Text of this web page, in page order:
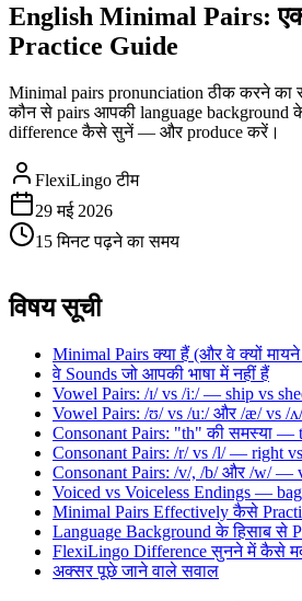
English Minimal Pairs:
Practice Guide
Minimal pairs pronunciation ठीक करने
कौन से pairs आपकी language background
difference कैसे सुनें — और produce करें।
FlexiLingo टीम
29 मई 2026
15 मिनट पढ़ने का समय
विषय सूची
Minimal Pairs क्या हैं (और वे क्यों
वे Sounds जो आपकी भाषा में नहीं हैं
Vowel Pairs: /ɪ/ vs /iː/ — ship vs
Vowel Pairs: /ʊ/ vs /uː/ और /æ/ vs /
Consonant Pairs: "th" की समस्या —
Consonant Pairs: /r/ vs /l/ — right
Consonant Pairs: /v/, /b/ और /w/ —
Voiced vs Voiceless Endings —
Minimal Pairs Effectively कैसे
Language Background के हिसाब से
FlexiLingo Difference सुनने में कैसे
अक्सर पूछे जाने वाले सवाल